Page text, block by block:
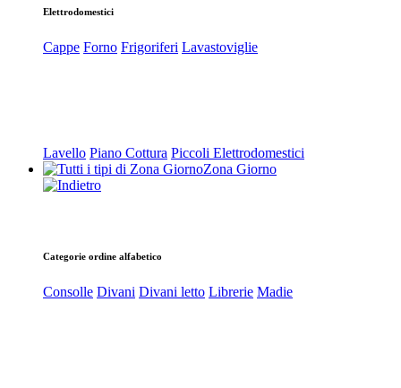
Elettrodomestici
Cappe Forno Frigoriferi Lavastoviglie
Lavello Piano Cottura Piccoli Elettrodomestici
Zona Giorno
Categorie ordine alfabetico
Consolle Divani Divani letto Librerie Madie